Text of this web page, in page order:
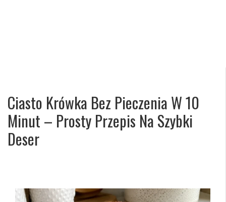
Ciasto Krówka Bez Pieczenia W 10
Minut – Prosty Przepis Na Szybki
Deser